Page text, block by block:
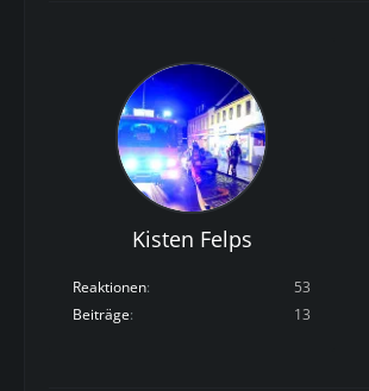
Kisten Felps
Reaktionen
53
Beiträge
13